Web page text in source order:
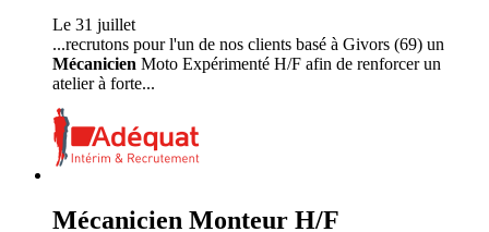
Le 31 juillet
...recrutons pour l'un de nos clients basé à Givors (69) un
Mécanicien Moto Expérimenté H/F afin de renforcer un
atelier à forte...
Mécanicien Monteur H/F